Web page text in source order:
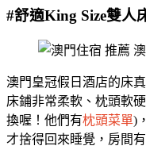
#舒適King Size雙人
澳門皇冠假日酒店的床
床鋪非常柔軟、枕頭軟
換喔！他們有枕頭菜單)
才捨得回來睡覺，房間